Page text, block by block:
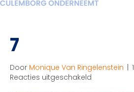
7
Door Monique Van Ringelenstein |
Reacties uitgeschakeld